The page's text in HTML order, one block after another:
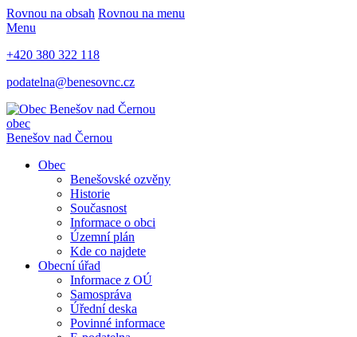
Rovnou na obsah Rovnou na menu
Menu
+420 380 322 118
podatelna@benesovnc.cz
obec
Benešov nad Černou
Obec
Benešovské ozvěny
Historie
Současnost
Informace o obci
Územní plán
Kde co najdete
Obecní úřad
Informace z OÚ
Samospráva
Úřední deska
Povinné informace